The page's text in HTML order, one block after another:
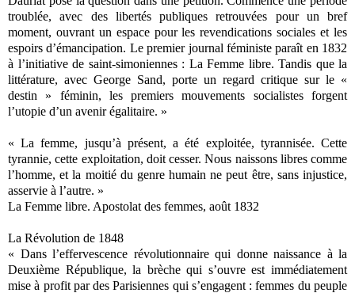
troublée, avec des libertés publiques retrouvées pour un bref
moment, ouvrant un espace pour les revendications sociales et les
espoirs d’émancipation. Le premier journal féministe paraît en 1832
à l’initiative de saint-simoniennes : La Femme libre. Tandis que la
littérature, avec George Sand, porte un regard critique sur le «
destin » féminin, les premiers mouvements socialistes forgent
l’utopie d’un avenir égalitaire. »
« La femme, jusqu’à présent, a été exploitée, tyrannisée. Cette
tyrannie, cette exploitation, doit cesser. Nous naissons libres comme
l’homme, et la moitié du genre humain ne peut être, sans injustice,
asservie à l’autre. »
La Femme libre. Apostolat des femmes, août 1832
La Révolution de 1848
« Dans l’effervescence révolutionnaire qui donne naissance à la
Deuxième République, la brèche qui s’ouvre est immédiatement
mise à profit par des Parisiennes qui s’engagent : femmes du peuple